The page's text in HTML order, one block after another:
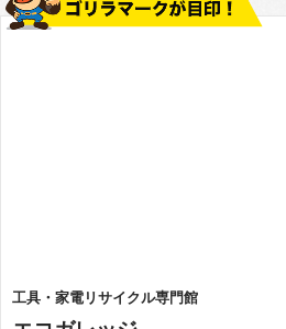
工具・家電リサイクル専門館